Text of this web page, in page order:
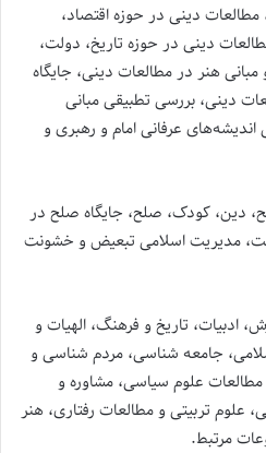
دینی در حوزه اقتصاد،
دینی در حوزه تاریخ، دولت،
هنر در مطالعات دینی، جایگاه
دینی، بررسی تطبیقی مبانی
عرفانی امام و رهبری و
دین، کودک، صلح، جایگاه صلح در
مدیریت اسلامی تبعیض و خشونت
ادبیات، تاریخ و فرهنگ، الهیات و
جامعه شناسی، مردم شناسی و
علوم سیاسی، مشاوره و
علوم تربیتی و مطالعات رفتاری، هنر
مرتبط.